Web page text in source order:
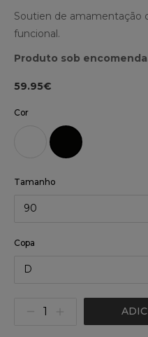
Soutien de amamentação
funcional.
Produto sob
59.95€
Cor
Tamanho
90
Copa
D